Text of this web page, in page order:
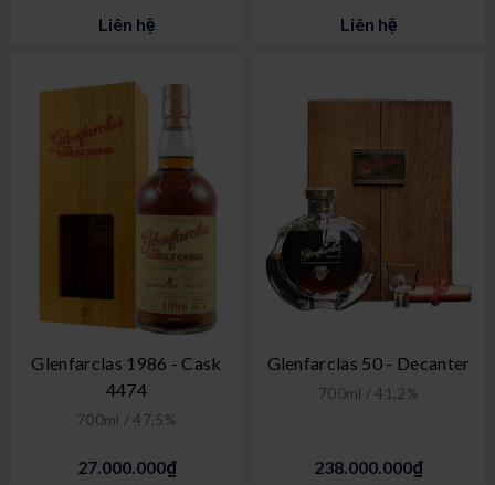
Liên hệ Liên hệ
Glenfarclas 1986 - Cask
4474
700ml / 47,5%
27.000.000₫
Glenfarclas 50 - Decanter
700ml / 41,2%
238.000.000₫